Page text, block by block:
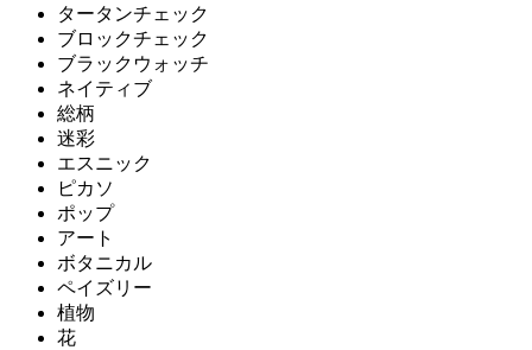
タータンチェック
ブロックチェック
ブラックウォッチ
ネイティブ
総柄
迷彩
エスニック
ピカソ
ポップ
アート
ボタニカル
ペイズリー
植物
花